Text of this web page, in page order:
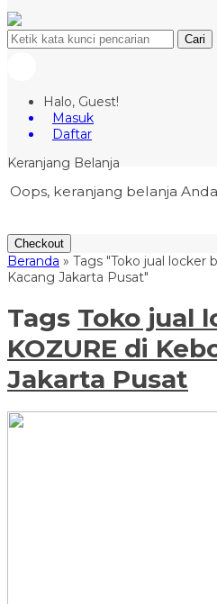
Cari
Halo, Guest!
Masuk
Daftar
Keranjang Belanja
Oops, keranjang belanja
Checkout
Beranda » Tags "Toko jual locker
Kacang Jakarta Pusat"
Tags Toko jual
KOZURE di
Jakarta Pusat